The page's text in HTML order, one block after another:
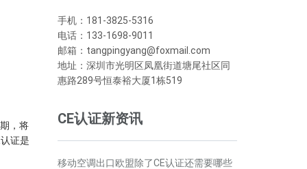
，将
证是
手机：181-3825-5316
电话：133-1698-9011
邮箱：tangpingyang@foxmail.com
地址：深圳市光明区凤凰街道塘尾社区同
惠路289号恒泰裕大厦1栋519
CE认证新资讯
移动空调出口欧盟除了CE认证还需要哪些